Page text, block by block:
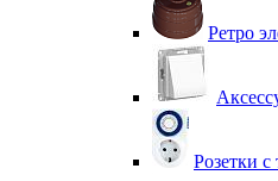
Ретро
Розетки